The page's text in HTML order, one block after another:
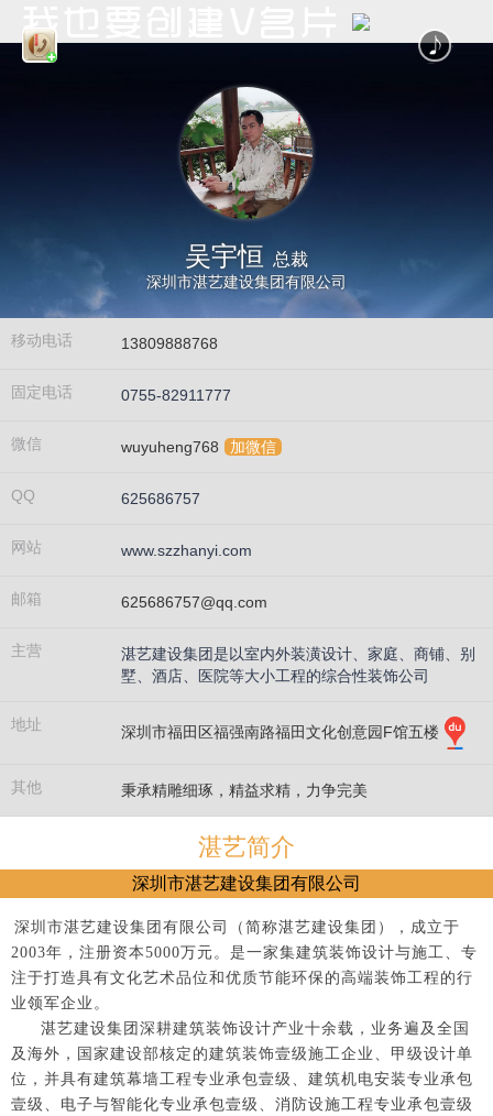
吴宇恒 总裁
深圳市湛艺建设集团有限公司
移动电话 13809888768
固定电话 0755-82911777
微信 wuyuheng768 加微信
QQ 625686757
网站 www.szzhanyi.com
邮箱 625686757@qq.com
主营
湛艺建设集团是以室内外装潢设计、家庭、商铺、别
墅、酒店、医院等大小工程的综合性装饰公司
地址 深圳市福田区福强南路福田文化创意园F馆五楼
其他 秉承精雕细琢，精益求精，力争完美
湛艺简介
深圳市湛艺建设集团有限公司
深圳市湛艺建设集团有限公司（简称湛艺建设集团），成立于
2003年，注册资本5000万元。是一家集建筑装饰设计与施工、专
注于打造具有文化艺术品位和优质节能环保的高端装饰工程的行
业领军企业。
湛艺建设集团深耕建筑装饰设计产业十余载，业务遍及全国
及海外，国家建设部核定的建筑装饰壹级施工企业、甲级设计单
位，并具有建筑幕墙工程专业承包壹级、建筑机电安装专业承包
壹级、电子与智能化专业承包壹级、消防设施工程专业承包壹级